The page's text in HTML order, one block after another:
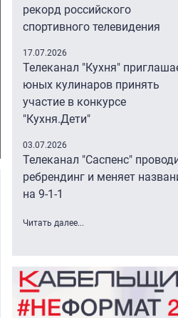
Как показало
рекорд российского
спортивного телевидения
17.07.2026
Телеканал "Кухня"
юных кулинаров принять
участие в конкурсе
"Кухня.Дети"
03.07.2026
Телеканал "Саспенс"
ребрендинг и меняет
на 9-1-1
Читать далее...